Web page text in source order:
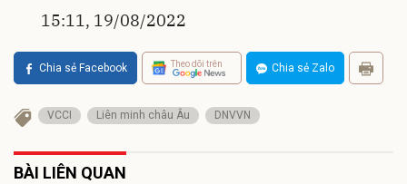
15:11, 19/08/2022
Chia sẻ Facebook Theo dõi trên Chia sẻ Zalo
VCCI Liên minh châu Âu DNVVN
BÀI LIÊN QUAN